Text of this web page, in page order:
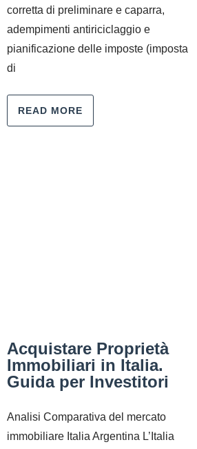
corretta di preliminare e caparra,
adempimenti antiriciclaggio e
pianificazione delle imposte (imposta
di
READ MORE
Acquistare Proprietà
Immobiliari in Italia.
Guida per Investitori
Analisi Comparativa del mercato
immobiliare Italia Argentina L’Italia